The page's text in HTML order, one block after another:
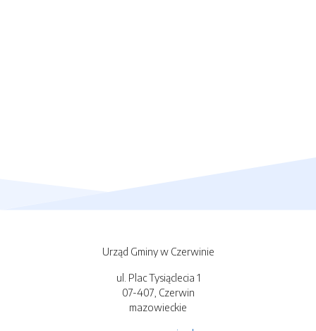
Urząd Gminy w Czerwinie
ul. Plac Tysiąclecia 1
07-407, Czerwin
mazowieckie